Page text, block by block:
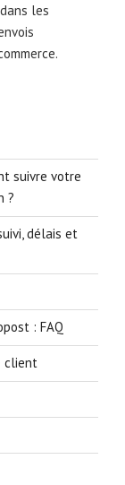
les
suivre votre
?
délais et
: FAQ
client